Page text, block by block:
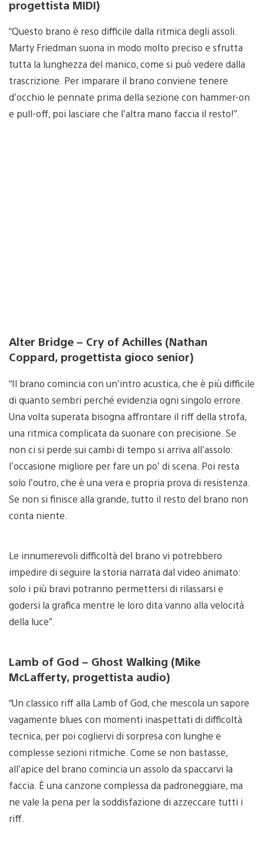
progettista MIDI)
“Questo brano è reso difficile dalla ritmica degli assoli.
Marty Friedman suona in modo molto preciso e sfrutta
tutta la lunghezza del manico, come si può vedere dalla
trascrizione. Per imparare il brano conviene tenere
d’occhio le pennate prima della sezione con hammer-on
e pull-off, poi lasciare che l’altra mano faccia il resto!”.
Alter Bridge – Cry of Achilles (Nathan
Coppard, progettista gioco senior)
“Il brano comincia con un’intro acustica, che è più difficile
di quanto sembri perché evidenzia ogni singolo errore.
Una volta superata bisogna affrontare il riff della strofa,
una ritmica complicata da suonare con precisione. Se
non ci si perde sui cambi di tempo si arriva all’assolo:
l’occasione migliore per fare un po’ di scena. Poi resta
solo l’outro, che è una vera e propria prova di resistenza.
Se non si finisce alla grande, tutto il resto del brano non
conta niente.
Le innumerevoli difficoltà del brano vi potrebbero
impedire di seguire la storia narrata dal video animato:
solo i più bravi potranno permettersi di rilassarsi e
godersi la grafica mentre le loro dita vanno alla velocità
della luce”.
Lamb of God – Ghost Walking (Mike
McLafferty, progettista audio)
“Un classico riff alla Lamb of God, che mescola un sapore
vagamente blues con momenti inaspettati di difficoltà
tecnica, per poi cogliervi di sorpresa con lunghe e
complesse sezioni ritmiche. Come se non bastasse,
all’apice del brano comincia un assolo da spaccarvi la
faccia. È una canzone complessa da padroneggiare, ma
ne vale la pena per la soddisfazione di azzeccare tutti i
riff.